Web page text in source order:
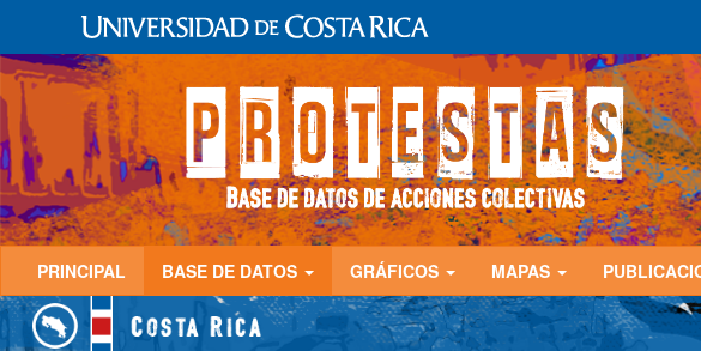
PRINCIPAL BASE DE DATOS GRÁFICOS MAPAS